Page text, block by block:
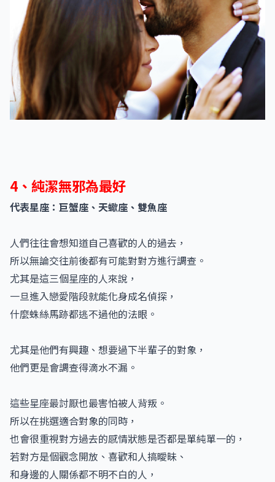
4、純潔無邪為最好
代表星座：巨蟹座、天蠍座、雙魚座
人們往往會想知道自己喜歡的人的過去，
所以無論交往前後都有可能對對方進行調查。
尤其是這三個星座的人來說，
一旦進入戀愛階段就能化身成名偵探，
什麼蛛絲馬跡都逃不過他的法眼。
尤其是他們有興趣、想要過下半輩子的對象，
他們更是會調查得滴水不漏。
這些星座最討厭也最害怕被人背叛。
所以在挑選適合對象的同時，
也會很重視對方過去的感情狀態是否都是單純單一的，
若對方是個觀念開放、喜歡和人搞曖昧、
和身邊的人關係都不明不白的人，